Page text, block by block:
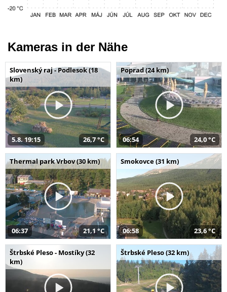
Kameras in der Nähe
Slovenský raj - Podlesok (18
km)
5.8. 19:15 26,7 °C
Poprad (24 km)
06:54 24,0 °C
Thermal park Vrbov (30 km)
06:37 21,1 °C
Smokovce (31 km)
06:58 23,6 °C
Štrbské Pleso - Mostíky (32
km)
Štrbské Pleso (32 km)